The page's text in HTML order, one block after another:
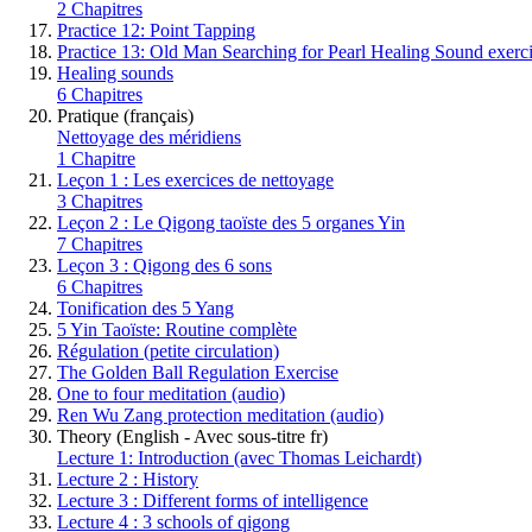
2 Chapitres
Practice 12: Point Tapping
Practice 13: Old Man Searching for Pearl Healing Sound
Healing sounds
6 Chapitres
Pratique (français)
Nettoyage des méridiens
1 Chapitre
Leçon 1 : Les exercices de nettoyage
3 Chapitres
Leçon 2 : Le Qigong taoïste des 5 organes Yin
7 Chapitres
Leçon 3 : Qigong des 6 sons
6 Chapitres
Tonification des 5 Yang
5 Yin Taoïste: Routine complète
Régulation (petite circulation)
The Golden Ball Regulation Exercise
One to four meditation (audio)
Ren Wu Zang protection meditation (audio)
Theory (English - Avec sous-titre fr)
Lecture 1: Introduction (avec Thomas Leichardt)
Lecture 2 : History
Lecture 3 : Different forms of intelligence
Lecture 4 : 3 schools of qigong